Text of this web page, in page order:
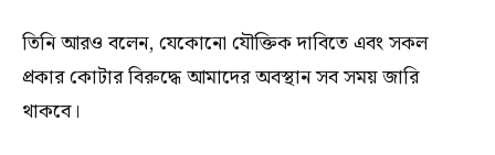
তিনি আরও বলেন, যেকোনো যৌক্তিক দাবিতে এবং সকল
প্রকার কোটার বিরুদ্ধে আমাদের অবস্থান সব সময় জারি
থাকবে।